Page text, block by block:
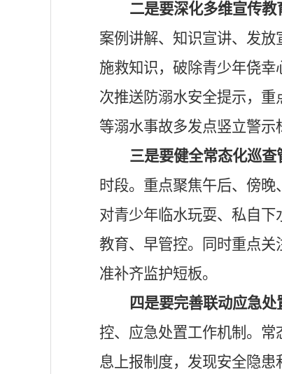
二是要深化多维宣传教
案例讲解、知识宣讲、发
施救知识，破除青少年侥
次推送防溺水安全提示，
等溺水事故多发点竖立警示
三是要健全常态化巡查
时段。重点聚焦午后、傍
对青少年临水玩耍、私自
教育、早管控。同时重点
准补齐监护短板。
四是要完善联动应急处
控、应急处置工作机制。
息上报制度，发现安全隐患